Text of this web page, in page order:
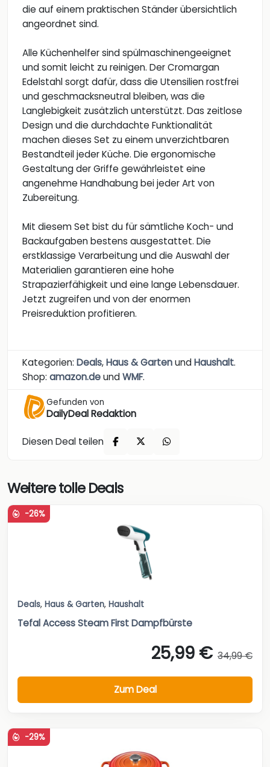
die auf einem praktischen Ständer übersichtlich
angeordnet sind.
Alle Küchenhelfer sind spülmaschinengeeignet
und somit leicht zu reinigen. Der Cromargan
Edelstahl sorgt dafür, dass die Utensilien rostfrei
und geschmacksneutral bleiben, was die
Langlebigkeit zusätzlich unterstützt. Das zeitlose
Design und die durchdachte Funktionalität
machen dieses Set zu einem unverzichtbaren
Bestandteil jeder Küche. Die ergonomische
Gestaltung der Griffe gewährleistet eine
angenehme Handhabung bei jeder Art von
Zubereitung.
Mit diesem Set bist du für sämtliche Koch- und
Backaufgaben bestens ausgestattet. Die
erstklassige Verarbeitung und die Auswahl der
Materialien garantieren eine hohe
Strapazierfähigkeit und eine lange Lebensdauer.
Jetzt zugreifen und von der enormen
Preisreduktion profitieren.
Kategorien: Deals,Haus & GartenundHaushalt.
Shop: amazon.deundWMF.
Gefunden von
DailyDeal Redaktion
Diesen Deal teilen
Weitere tolle Deals
-26%
Deals, Haus & Garten, Haushalt
Tefal Access Steam First Dampfbürste
25,99 € 34,99 €
Zum Deal
-29%